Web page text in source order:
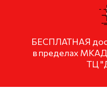
БЕСПЛАТНАЯ
в пределах
ТЦ